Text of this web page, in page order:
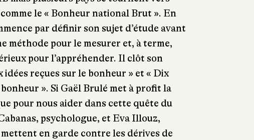
le « Bonheur national Brut ». En
par définir son sujet d’étude avant
méthode pour le mesurer et, à terme,
pour l’appréhender. Il clôt son
idées reçues sur le bonheur » et « Dix
». Si Gaël Brulé met à profit la
pour nous aider dans cette quête du
psychologue, et Eva Illouz,
en garde contre les dérives de